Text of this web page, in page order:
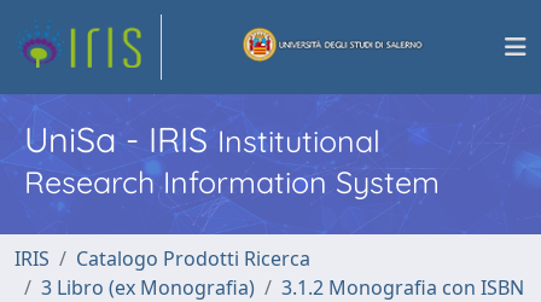
UniSa - IRISInstitutional
Research Information System
IRIS
Catalogo Prodotti Ricerca
3 Libro (ex Monografia)
3.1.2 Monografia con ISBN